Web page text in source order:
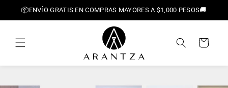
directamente
al contenido
📦ENVÍO GRATIS EN COMPRAS MAYORES A $1,000 PESOS🚚
Carrito